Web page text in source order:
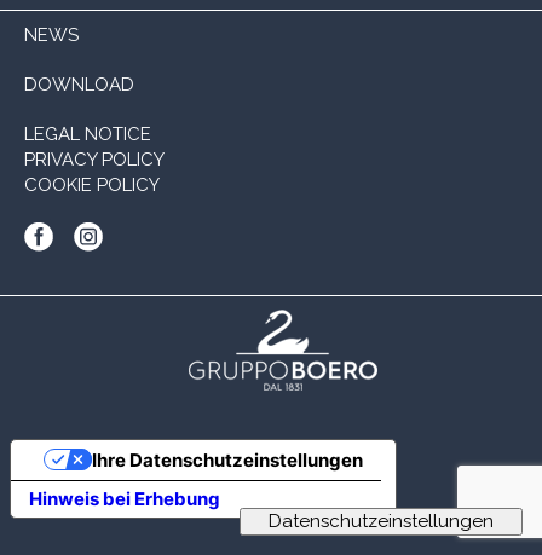
NEWS
DOWNLOAD
LEGAL NOTICE
PRIVACY POLICY
COOKIE POLICY
Hinweis bei Erhebung
Ihre Datenschutzeinstellungen